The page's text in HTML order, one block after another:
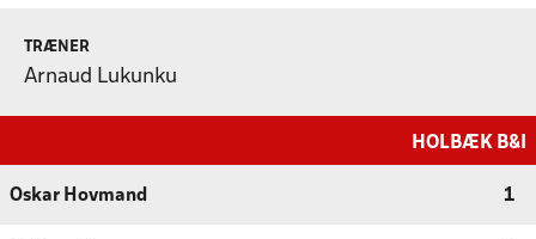
TRÆNER
Arnaud Lukunku
HOLBÆK B&I
Oskar Hovmand 1